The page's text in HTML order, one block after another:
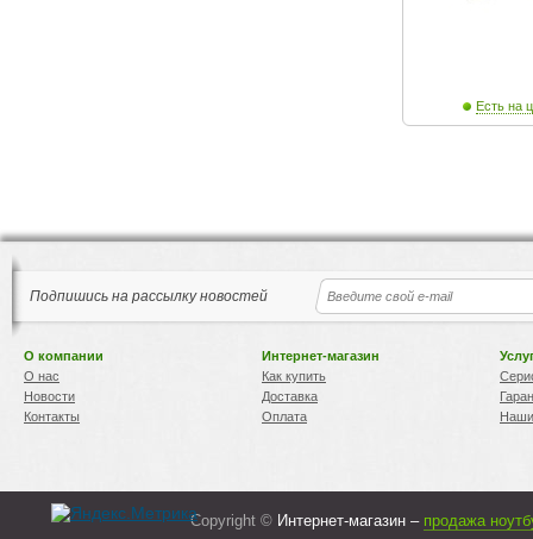
Есть на
Подпишись на рассылку новостей
О компании
О нас
Новости
Контакты
Интернет-магазин
Как купить
Доставка
Оплата
Copyright © Интернет-магазин – продажа